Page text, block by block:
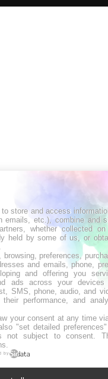
to store and access
emails, etc.), combine and
whether collected
held by some of us, or
preferences,
and emails, phone,
and offering you
ads across your devices
SMS, phone, audio, and
performance, and
your consent at any time
"set detailed
not subject to consent.
by